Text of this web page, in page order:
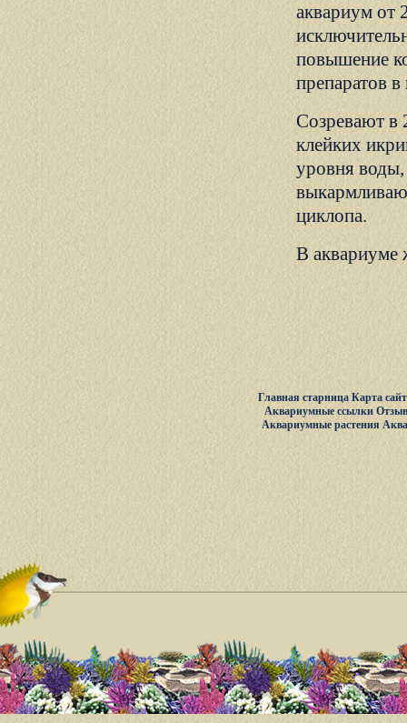
аквариум от
повышение
препаратов в
Созревают в
клейких
уровня
циклопа.
В аквариуме
Главная старница Карта
Аквариумные ссылки
Аквариумные растения